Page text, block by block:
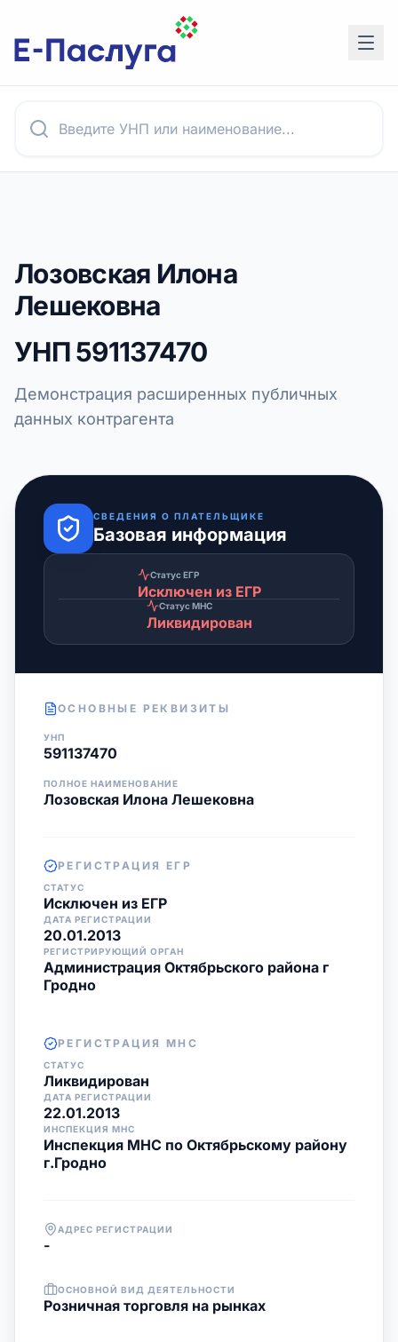
Лозовская Илона
Лешековна
УНП591137470
Демонстрация расширенных публичных
данных контрагента
СВЕДЕНИЯ О ПЛАТЕЛЬЩИКЕ
Базовая информация
Статус ЕГР
Исключен из ЕГР
Статус МНС
Ликвидирован
ОСНОВНЫЕ РЕКВИЗИТЫ
УНП
591137470
ПОЛНОЕ НАИМЕНОВАНИЕ
Лозовская Илона Лешековна
РЕГИСТРАЦИЯ ЕГР
СТАТУС
Исключен из ЕГР
ДАТА РЕГИСТРАЦИИ
20.01.2013
РЕГИСТРИРУЮЩИЙ ОРГАН
Администрация Октябрьского района г
Гродно
РЕГИСТРАЦИЯ МНС
СТАТУС
Ликвидирован
ДАТА РЕГИСТРАЦИИ
22.01.2013
ИНСПЕКЦИЯ МНС
Инспекция МНС по Октябрьскому району
г.Гродно
АДРЕС РЕГИСТРАЦИИ
-
ОСНОВНОЙ ВИД ДЕЯТЕЛЬНОСТИ
Розничная торговля на рынках